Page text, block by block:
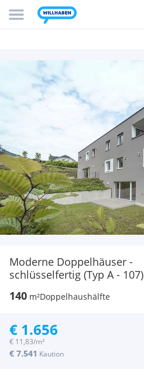
Moderne Doppelhäuser -
schlüsselfertig (Typ A - 107)
140 m²Doppelhaushälfte
€ 1.656
€ 11,83/m²
€ 7.541 Kaution